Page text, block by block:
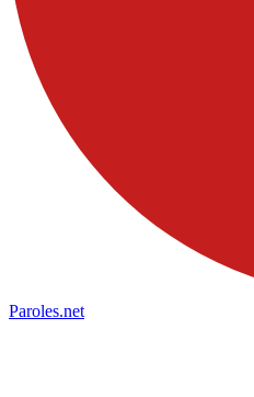
Paroles.net